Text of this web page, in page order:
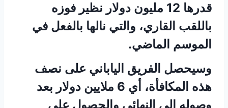
قدرها 12 مليون دولار نظير فوزه
باللقب القاري، والتي نالها بالفعل في
الموسم الماضي.
وسيحصل الفريق الياباني على نصف
هذه المكافأة، أي 6 ملايين دولار بعد
وصوله إلى النهائي والحصول على